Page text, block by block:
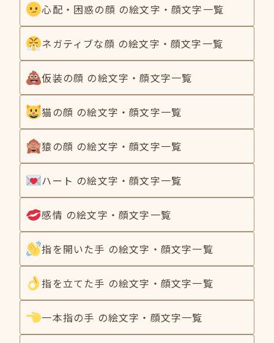
心配・困惑の顔 の絵文字・顔文字一覧
ネガティブな顔 の絵文字・顔文字一覧
仮装の顔 の絵文字・顔文字一覧
猫の顔 の絵文字・顔文字一覧
猿の顔 の絵文字・顔文字一覧
ハート の絵文字・顔文字一覧
感情 の絵文字・顔文字一覧
指を開いた手 の絵文字・顔文字一覧
指を立てた手 の絵文字・顔文字一覧
一本指の手 の絵文字・顔文字一覧